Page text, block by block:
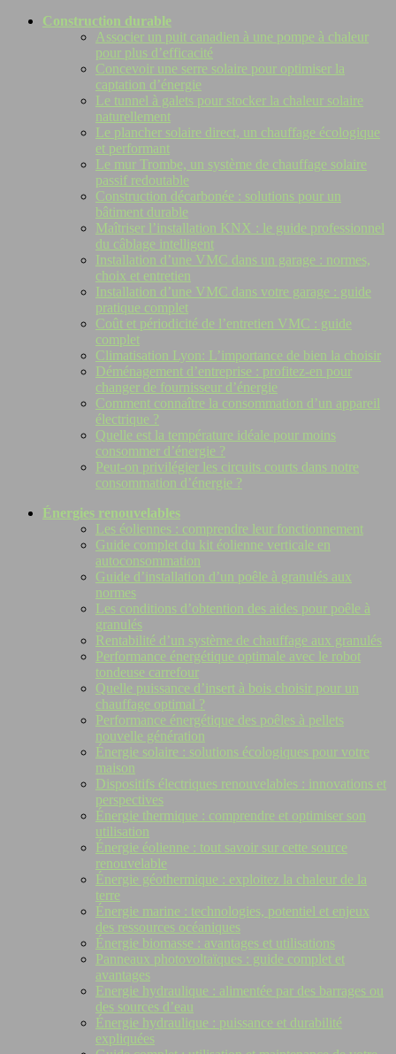
Construction durable
Associer un puit canadien à une pompe à chaleur
pour plus d’efficacité
Concevoir une serre solaire pour optimiser la
captation d’énergie
Le tunnel à galets pour stocker la chaleur solaire
naturellement
Le plancher solaire direct, un chauffage écologique
et performant
Le mur Trombe, un système de chauffage solaire
passif redoutable
Construction décarbonée : solutions pour un
bâtiment durable
Maîtriser l’installation KNX : le guide professionnel
du câblage intelligent
Installation d’une VMC dans un garage : normes,
choix et entretien
Installation d’une VMC dans votre garage : guide
pratique complet
Coût et périodicité de l’entretien VMC : guide
complet
Climatisation Lyon: L’importance de bien la choisir
Déménagement d’entreprise : profitez-en pour
changer de fournisseur d’énergie
Comment connaître la consommation d’un appareil
électrique ?
Quelle est la température idéale pour moins
consommer d’énergie ?
Peut-on privilégier les circuits courts dans notre
consommation d’énergie ?
Énergies renouvelables
Les éoliennes : comprendre leur fonctionnement
Guide complet du kit éolienne verticale en
autoconsommation
Guide d’installation d’un poêle à granulés aux
normes
Les conditions d’obtention des aides pour poêle à
granulés
Rentabilité d’un système de chauffage aux granulés
Performance énergétique optimale avec le robot
tondeuse carrefour
Quelle puissance d’insert à bois choisir pour un
chauffage optimal ?
Performance énergétique des poêles à pellets
nouvelle génération
Énergie solaire : solutions écologiques pour votre
maison
Dispositifs électriques renouvelables : innovations et
perspectives
Énergie thermique : comprendre et optimiser son
utilisation
Énergie éolienne : tout savoir sur cette source
renouvelable
Énergie géothermique : exploitez la chaleur de la
terre
Énergie marine : technologies, potentiel et enjeux
des ressources océaniques
Énergie biomasse : avantages et utilisations
Panneaux photovoltaïques : guide complet et
avantages
Energie hydraulique : alimentée par des barrages ou
des sources d’eau
Énergie hydraulique : puissance et durabilité
expliquées